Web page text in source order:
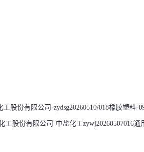
工股份有限公司-zydsg20260510/018橡胶塑料
工股份有限公司-中盐化工zywj20260507016